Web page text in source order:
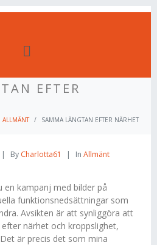
EFTER
ALLMÄNT SAMMA LÄNGTAN EFTER NÄRHET
By Charlotta61 In Allmänt
en kampanj med bilder på
funktionsnedsättningar som
Avsikten är att synliggöra att
närhet och kroppslighet,
är precis det som mina